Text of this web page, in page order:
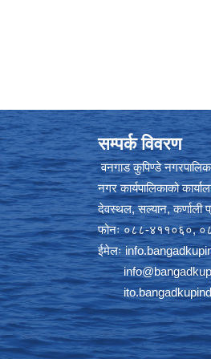
सम्पर्क विवरण
वनगाड कुपिण्डे
नगर कार्यपालिकाको
देवस्थल, सल्यान, कर्णाली
फोनः ०८८-४११०६०,
ईमेलः